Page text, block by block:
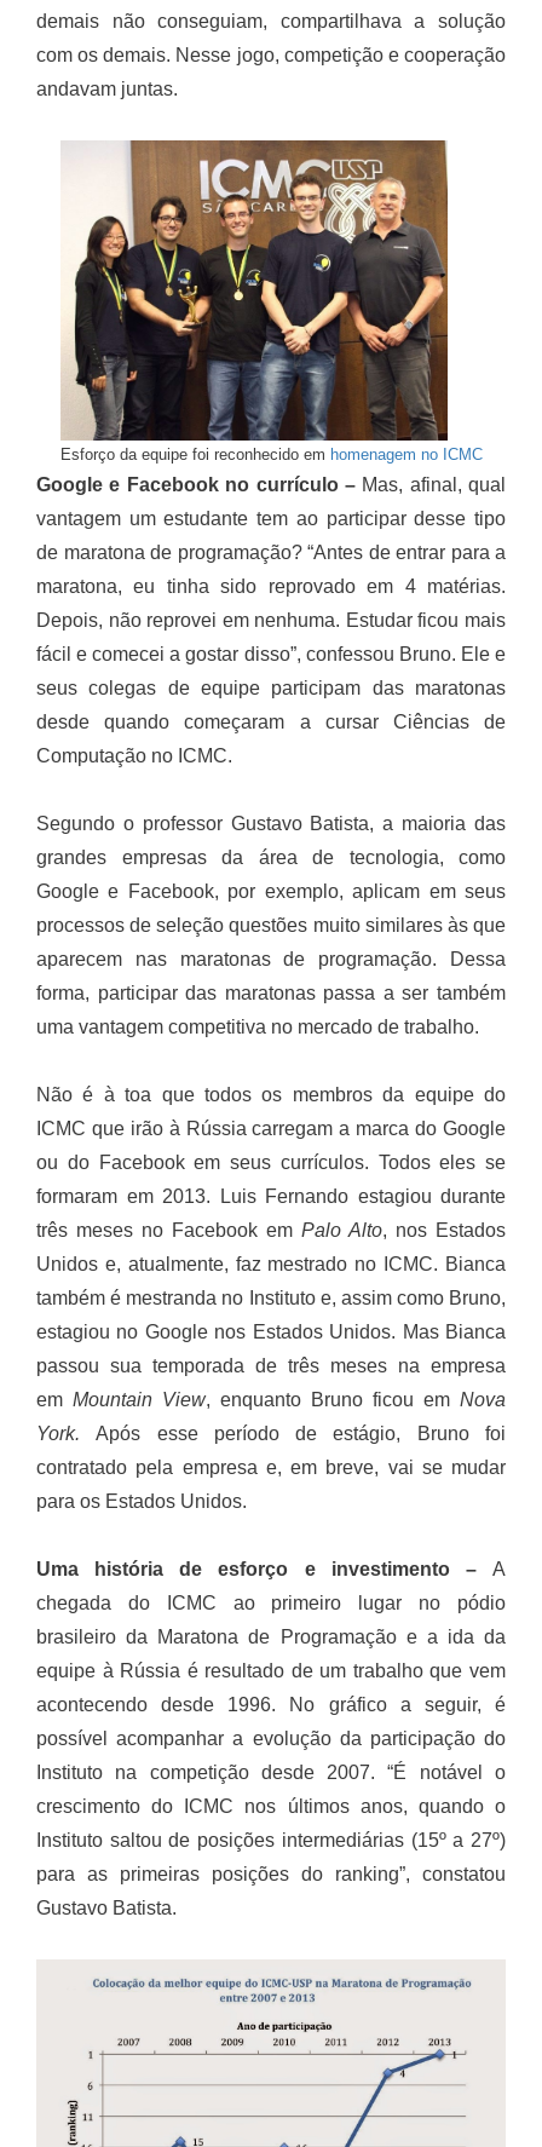
demais não conseguiam, compartilhava a solução
com os demais. Nesse jogo, competição e cooperação
andavam juntas.
Esforço da equipe foi reconhecido em homenagem no ICMC
Google e Facebook no currículo –Mas, afinal, qual
vantagem um estudante tem ao participar desse tipo
de maratona de programação? “Antes de entrar para a
maratona, eu tinha sido reprovado em 4 matérias.
Depois, não reprovei em nenhuma. Estudar ficou mais
fácil e comecei a gostar disso”, confessou Bruno. Ele e
seus colegas de equipe participam das maratonas
desde quando começaram a cursar Ciências de
Computação no ICMC.
Segundo o professor Gustavo Batista, a maioria das
grandes empresas da área de tecnologia, como
Google e Facebook, por exemplo, aplicam em seus
processos de seleção questões muito similares às que
aparecem nas maratonas de programação. Dessa
forma, participar das maratonas passa a ser também
uma vantagem competitiva no mercado de trabalho.
Não é à toa que todos os membros da equipe do
ICMC que irão à Rússia carregam a marca do Google
ou do Facebook em seus currículos. Todos eles se
formaram em 2013. Luis Fernando estagiou durante
três meses no Facebook em Palo Alto, nos Estados
Unidos e, atualmente, faz mestrado no ICMC. Bianca
também é mestranda no Instituto e, assim como Bruno,
estagiou no Google nos Estados Unidos. Mas Bianca
passou sua temporada de três meses na empresa
em Mountain View, enquanto Bruno ficou em Nova
York. Após esse período de estágio, Bruno foi
contratado pela empresa e, em breve, vai se mudar
para os Estados Unidos.
Uma história de esforço e investimento – A
chegada do ICMC ao primeiro lugar no pódio
brasileiro da Maratona de Programação e a ida da
equipe à Rússia é resultado de um trabalho que vem
acontecendo desde 1996. No gráfico a seguir, é
possível acompanhar a evolução da participação do
Instituto na competição desde 2007. “É notável o
crescimento do ICMC nos últimos anos, quando o
Instituto saltou de posições intermediárias (15º a 27º)
para as primeiras posições do ranking”, constatou
Gustavo Batista.